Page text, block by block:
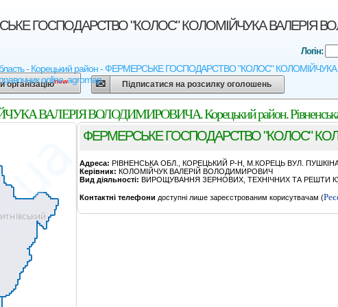
ГОСПОДАРСТВО "КОЛОС" КОЛОМIЙЧУКА ВАЛЕРIЯ
- Корецький район - ФЕРМЕРСЬКЕ ГОСПОДАРСТВО "КОЛОС" КОЛОМIЙЧУКА
online, agromap
Логін:
організаціюnew Підписатися на розсилку оголошень
ВОЛОДИМИРОВИЧА. Корецький район. Рівненська
ФЕРМЕРСЬКЕ ГОСПОДАРСТВО "КОЛОС"
Адреса: РIВНЕНСЬКА ОБЛ., КОРЕЦЬКИЙ Р-Н, М.КОРЕЦЬ ВУЛ.
Керівник: КОЛОМIЙЧУК ВАЛЕРIЙ ВОЛОДИМИРОВИЧ
Вид діяльності: ВИРОЩУВАННЯ ЗЕРНОВИХ, ТЕХНІЧНИХ ТА РЕШТИ
Контактні телефони доступні лише зареєстрованим корисутвачам (